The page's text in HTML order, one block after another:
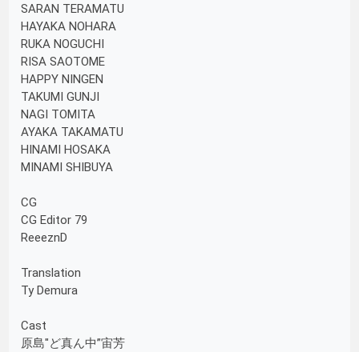
SARAN TERAMATU
HAYAKA NOHARA
RUKA NOGUCHI
RISA SAOTOME
HAPPY NINGEN
TAKUMI GUNJI
NAGI TOMITA
AYAKA TAKAMATU
HINAMI HOSAKA
MINAMI SHIBUYA
CG
CG Editor 79
ReeeznD
Translation
Ty Demura
Cast
原島"ど真ん中”宙芳